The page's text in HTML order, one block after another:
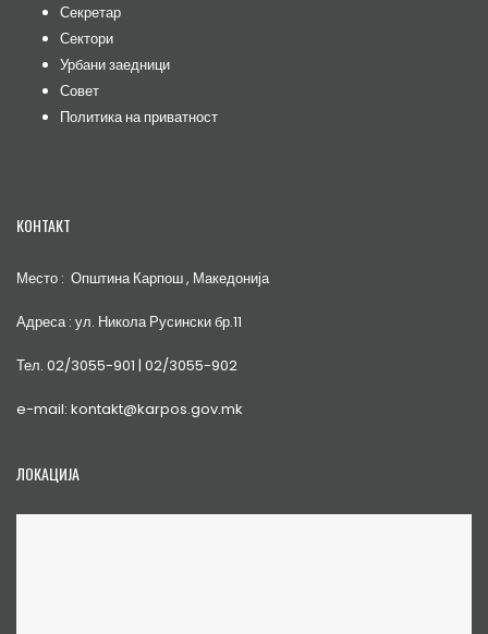
Секретар
Сектори
Урбани заедници
Совет
Политика на приватност
КОНТАКТ
Место : Општина Карпош , Македонија
Адреса : ул. Никола Русински бр.11
Тел. 02/3055-901 | 02/3055-902
e-mail: kontakt@karpos.gov.mk
ЛОКАЦИЈА